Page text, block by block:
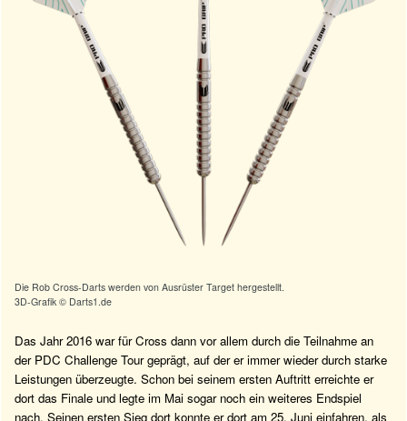
Die Rob Cross-Darts werden von Ausrüster Target hergestellt.
3D-Grafik © Darts1.de
Das Jahr 2016 war für Cross dann vor allem durch die Teilnahme an
der PDC Challenge Tour geprägt, auf der er immer wieder durch starke
Leistungen überzeugte. Schon bei seinem ersten Auftritt erreichte er
dort das Finale und legte im Mai sogar noch ein weiteres Endspiel
nach. Seinen ersten Sieg dort konnte er dort am 25. Juni einfahren, als